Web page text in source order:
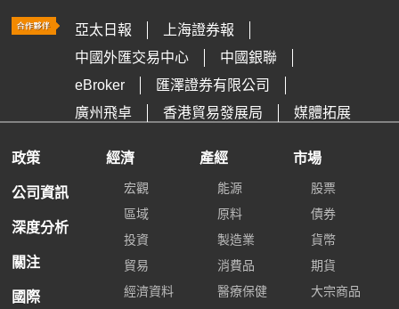
亞太日報
上海證券報
中國外匯交易中心
中國銀聯
eBroker
匯澤證券有限公司
廣州飛卓
香港貿易發展局 媒體拓展
政策
公司資訊
深度分析
關注
國際
經濟
宏觀
區域
投資
貿易
經濟資料
產經
能源
原料
製造業
消費品
醫療保健
市場
股票
債券
貨幣
期貨
大宗商品